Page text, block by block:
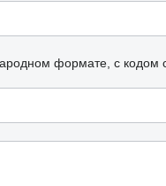
формате, с кодом